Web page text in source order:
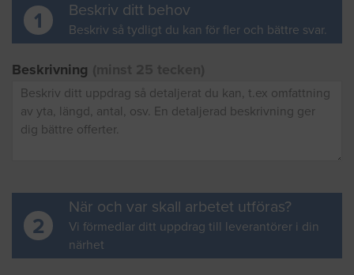
1 Beskriv ditt behov
Beskriv så tydligt du kan för fler och bättre svar.
Beskrivning
2
När och var skall arbetet utföras?
Vi förmedlar ditt uppdrag till leverantörer i din
närhet